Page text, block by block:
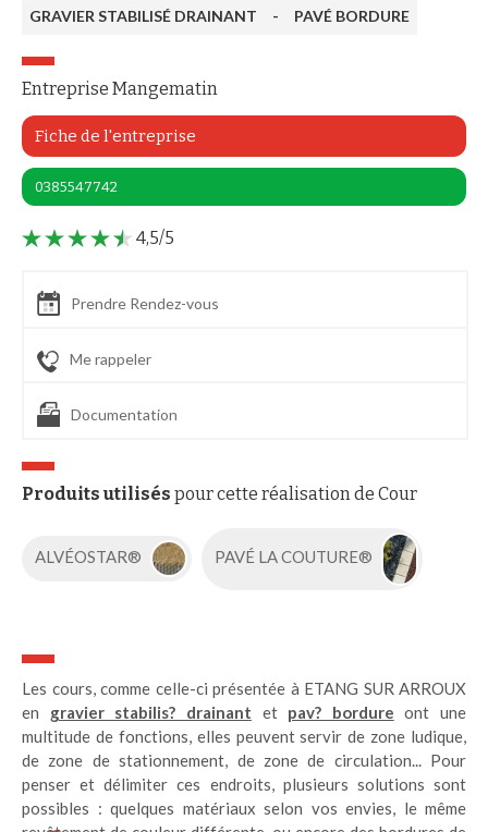
GRAVIER STABILISÉ DRAINANT - PAVÉ BORDURE
Entreprise Mangematin
Fiche de l'entreprise
0385547742
4,5/5
Prendre Rendez-vous
Me rappeler
Documentation
Produits utilisés pour cette réalisation de Cour
ALVÉOSTAR® PAVÉ LA COUTURE®
Les cours, comme celle-ci présentée à ETANG SUR ARROUX
en gravier stabilis? drainant et pav? bordure ont une
multitude de fonctions, elles peuvent servir de zone ludique,
de zone de stationnement, de zone de circulation... Pour
penser et délimiter ces endroits, plusieurs solutions sont
possibles : quelques matériaux selon vos envies, le même